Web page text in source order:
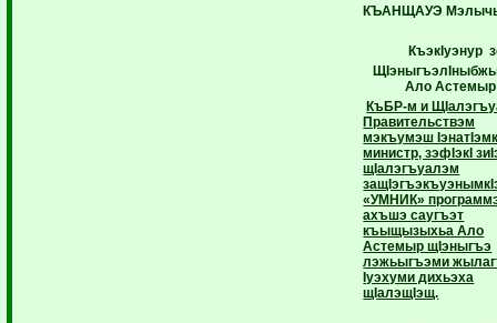
КЪАНЩАУЭ
КъэкIуэнур
ЩIэныгъэлI
Ало Астемыр
КъБР-м и
Правительствэм
мэкъумэш
министр, зэфIэкI
щIалэгъуалэм
«УМНИК»
ахъшэ саугъэт
къыщызыхьа Ало
Астемыр щIэныгъэ
лэжьыгъэми
Iуэхуми дихьэха
щIалэщIэщ.